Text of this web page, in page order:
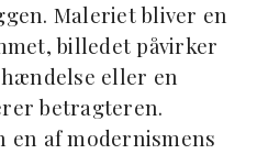
Maleriet bliver en
billedet påvirker
eller en
betragteren.
en af modernismens